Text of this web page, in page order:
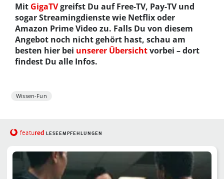
Mit GigaTVgreifst Du auf Free-TV, Pay-TV und
sogar Streamingdienste wie Netflix oder
Amazon Prime Video zu. Falls Du von diesem
Angebot noch nicht gehört hast, schau am
besten hier bei unserer Übersichtvorbei – dort
findest Du alle Infos.
Wissen-Fun
featured LESEEMPFEHLUNGEN